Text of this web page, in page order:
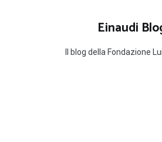
Einaudi
Il blog della Fondazione